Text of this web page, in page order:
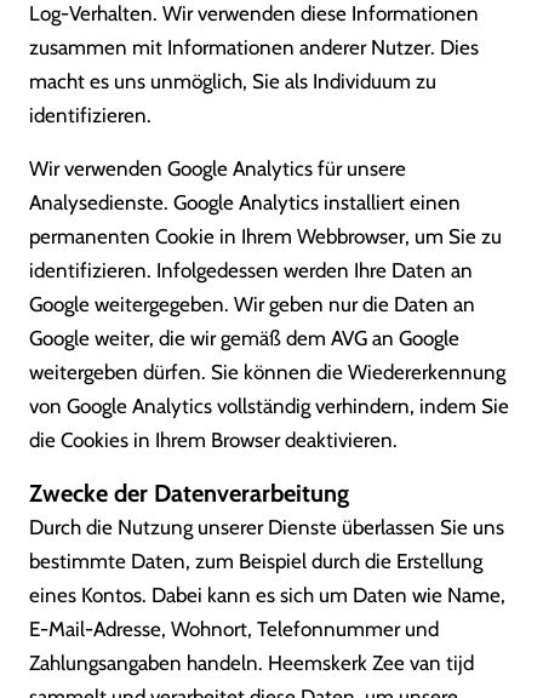
Log-Verhalten. Wir verwenden diese Informationen
zusammen mit Informationen anderer Nutzer. Dies
macht es uns unmöglich, Sie als Individuum zu
identifizieren.
Wir verwenden Google Analytics für unsere
Analysedienste. Google Analytics installiert einen
permanenten Cookie in Ihrem Webbrowser, um Sie zu
identifizieren. Infolgedessen werden Ihre Daten an
Google weitergegeben. Wir geben nur die Daten an
Google weiter, die wir gemäß dem AVG an Google
weitergeben dürfen. Sie können die Wiedererkennung
von Google Analytics vollständig verhindern, indem Sie
die Cookies in Ihrem Browser deaktivieren.
Zwecke der Datenverarbeitung
Durch die Nutzung unserer Dienste überlassen Sie uns
bestimmte Daten, zum Beispiel durch die Erstellung
eines Kontos. Dabei kann es sich um Daten wie Name,
E-Mail-Adresse, Wohnort, Telefonnummer und
Zahlungsangaben handeln. Heemskerk Zee van tijd